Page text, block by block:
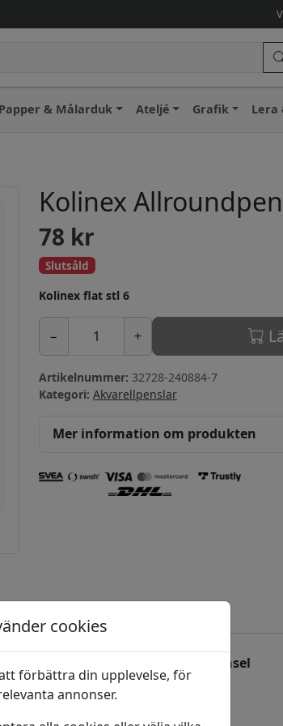
Papper & Målarduk Ateljé Grafik Lera
Kolinex
78 kr
Slutsåld
Kolinex flat stl 6
− +
Artikelnummer: 32728-240884-7
Kategori: Akvarellpenslar
Mer information om produkten
Kolinex Allroundpensel
Filbert
Kolinex filbert stl 2
cookies
förbättra din upplevelse, för
annonser.